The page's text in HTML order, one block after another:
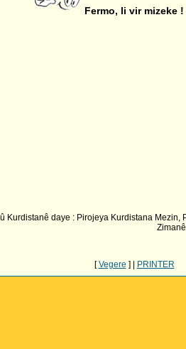
Fermo, li vir mizeke !
Kurdistanê daye : Pirojeya Kurdistana
[Vegere ] | PRINTER